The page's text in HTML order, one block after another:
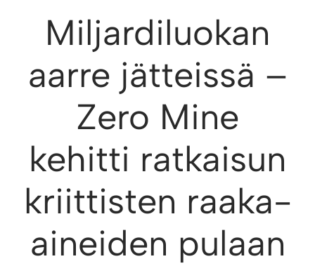
Miljardiluokan
aarre jätteissä –
Zero Mine
kehitti ratkaisun
kriittisten raaka-
aineiden pulaan